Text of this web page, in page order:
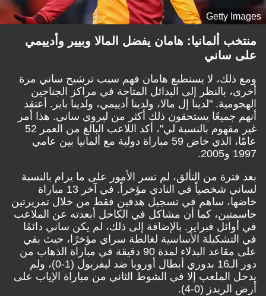
Getty Images
منتخب ألمانيا: هامان يفضل المالا وبيير وأدييمي
على ساني
ومع ذلك، لا يستطيع هامان فهم سبب ترشيح ساني مرة
أخرى، بالنظر إلى البدائل المتاحة في مراكز الجناحين
الهجومية. "لدينا إل مالا، ولدينا أدييمي، ولدينا باير. أعتقد
أنهم جميعًا يستحقون ذلك أكثر من ليروي ساني. هذا أمر
غير مفهوم بالنسبة لي"، أكد اللاعب البالغ من العمر 52
عامًا، الذي خاض 59 مباراة دولية مع ألمانيا بين عامي
1997 و2005.
بعد فترة من التألق، لم تسر الأمور على ما يرام بالنسبة
لساني شخصياً في النادي مؤخراً. في آخر 13 مباراة
خاضها، ساهم في تسجيل هدفين فقط من خلال تمريرتين
حاسمتين، كما أن مشاكل في الكاحل أبعدته عن الملاعب
في أوائل فبراير. بالإضافة إلى ذلك، لم يكن ساني دائمًا
في التشكيلة الأساسية لغالطة سراي مؤخرًا، حيث بقي
على مقاعد البدلاء لمدة 90 دقيقة في مباراة الذهاب من
دور الـ16 بدوري أبطال أوروبا ضد ليفربول (1-0)، ولم
يدخل الملعب إلا في الشوط الثاني من مباراة الإياب على
أرض الريدز (0-4).